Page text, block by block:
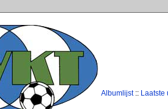
Albumlijst:: Laatste